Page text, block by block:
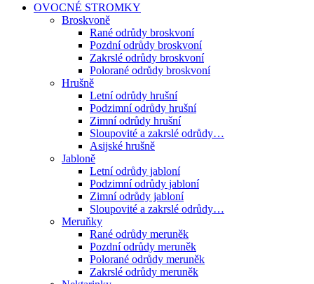
OVOCNÉ STROMKY
Broskvoně
Rané odrůdy broskvoní
Pozdní odrůdy broskvoní
Zakrslé odrůdy broskvoní
Polorané odrůdy broskvoní
Hrušně
Letní odrůdy hrušní
Podzimní odrůdy hrušní
Zimní odrůdy hrušní
Sloupovité a zakrslé odrůdy…
Asijské hrušně
Jabloně
Letní odrůdy jabloní
Podzimní odrůdy jabloní
Zimní odrůdy jabloní
Sloupovité a zakrslé odrůdy…
Meruňky
Rané odrůdy meruněk
Pozdní odrůdy meruněk
Polorané odrůdy meruněk
Zakrslé odrůdy meruněk